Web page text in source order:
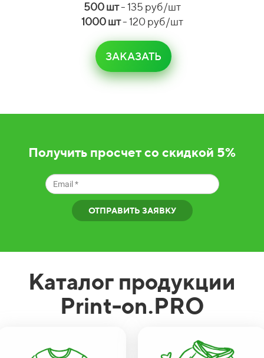
500 шт- 135 руб/шт
1000 шт- 120 руб/шт
ЗАКАЗАТЬ
Получить просчет со скидкой 5%
ОТПРАВИТЬ ЗАЯВКУ
Каталог продукции
Print-on.PRO